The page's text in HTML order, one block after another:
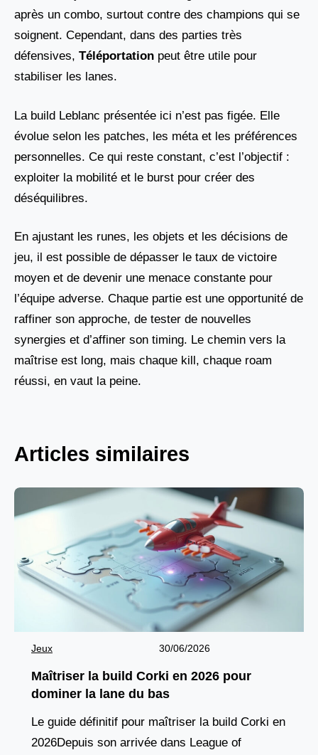
après un combo, surtout contre des champions qui se
soignent. Cependant, dans des parties très
défensives, Téléportation peut être utile pour
stabiliser les lanes.
La build Leblanc présentée ici n’est pas figée. Elle
évolue selon les patches, les méta et les préférences
personnelles. Ce qui reste constant, c’est l’objectif :
exploiter la mobilité et le burst pour créer des
déséquilibres.
En ajustant les runes, les objets et les décisions de
jeu, il est possible de dépasser le taux de victoire
moyen et de devenir une menace constante pour
l’équipe adverse. Chaque partie est une opportunité de
raffiner son approche, de tester de nouvelles
synergies et d’affiner son timing. Le chemin vers la
maîtrise est long, mais chaque kill, chaque roam
réussi, en vaut la peine.
Articles similaires
Jeux 30/06/2026
Maîtriser la build Corki en 2026 pour
dominer la lane du bas
Le guide définitif pour maîtriser la build Corki en
2026Depuis son arrivée dans League of